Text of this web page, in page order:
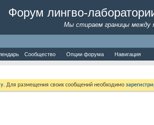
Форум лингво-
Мы стираем границы между
Сообщество Опции форума Навигация
. Для размещения своих сообщений необходимо